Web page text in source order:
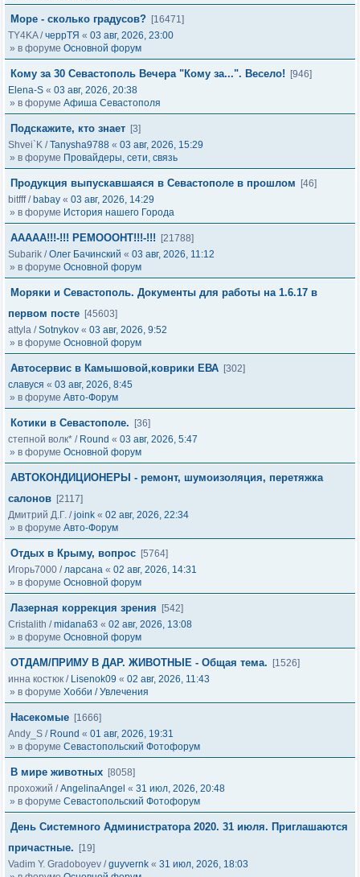
Море - сколько градусов? [16471]
TY4KA/черрТЯ « 03 авг, 2026, 23:00
» в форуме Основной форум
Кому за 30 Севастополь Вечера "Кому за...". Весело!
[946]
Elena-S « 03 авг, 2026, 20:38
» в форуме Афиша Севастополя
Подскажите, кто знает [3]
Shvei`K /Tanysha9788 « 03 авг, 2026, 15:29
» в форуме Провайдеры, сети, связь
Продукция выпускавшаяся в Севастополе в прошлом
[46]
bitfff/ babay « 03 авг, 2026, 14:29
» в форуме История нашего Города
ААААА!!!-!!! РЕМОООНТ!!!-!!!
[21788]
Subarik /Олег Бачинский « 03 авг, 2026, 11:12
» в форуме Основной форум
Моряки и Севастополь. Документы для работы на 1.6.17 в
первом посте [45603]
attyla /Sotnykov « 03 авг, 2026, 9:52
» в форуме Основной форум
Автосервис в Камышовой,коврики ЕВА [302]
славуся « 03 авг, 2026, 8:45
» в форуме Авто-Форум
Котики в Севастополе.
[36]
степной волк* / Round « 03 авг, 2026, 5:47
» в форуме Основной форум
АВТОКОНДИЦИОНЕРЫ - ремонт, шумоизоляция, перетяжка
салонов [2117]
Дмитрий Д.Г. /joink « 02 авг, 2026, 22:34
» в форуме Авто-Форум
Отдых в Крыму, вопрос [5764]
Игорь7000 /ларсана « 02 авг, 2026, 14:31
» в форуме Основной форум
Лазерная коррекция зрения
[542]
Cristalith /midana63 « 02 авг, 2026, 13:08
» в форуме Основной форум
ОТДАМ/ПРИМУ В ДАР. ЖИВОТНЫЕ - Общая тема.
[1526]
инна костюк / Lisenok09 « 02 авг, 2026, 11:43
» в форуме Хобби / Увлечения
Насекомые [1666]
Andy_S / Round « 01 авг, 2026, 19:31
» в форуме Севастопольский Фотофорум
В мире животных [8058]
прохожий /AngelinaAngel « 31 июл, 2026, 20:48
» в форуме Севастопольский Фотофорум
День Системного Администратора 2020. 31 июля. Приглашаются
причастные.
[19]
Vadim Y. Gradoboyev /guyvernk « 31 июл, 2026, 18:03